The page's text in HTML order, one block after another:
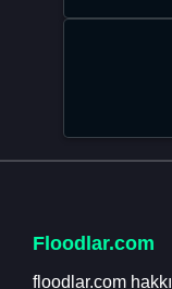
Floodlar.com
floodlar.com